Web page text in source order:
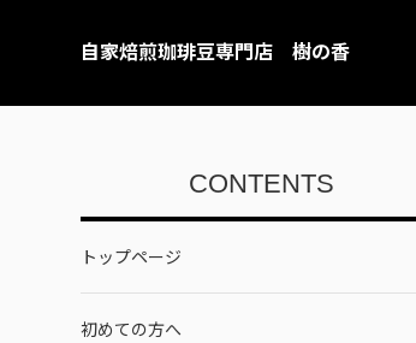
自家焙煎珈琲豆専門店 樹の香
CONTENTS
トップページ
初めての方へ